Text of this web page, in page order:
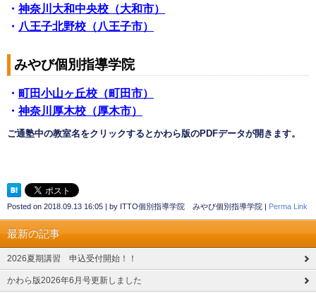
・神奈川大和中央校（大和市）
・ 八王子北野校（八王子市）
みやび個別指導学院
・ 町田小山ヶ丘校（町田市）
・神奈川厚木校（厚木市）
ご通塾中の教室名をクリックするとかわら版のPDFデータが開きます。
Posted on 2018.09.13 16:05 | by ITTO個別指導学院 みやび個別指導学院 | Perma Link
最新の記事
2026夏期講習 申込受付開始！！
かわら版2026年6月号更新しました